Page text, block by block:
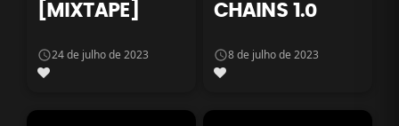
[MIXTAPE]
24 de julho de 2023
CHAINS 1.0
8 de julho de 2023